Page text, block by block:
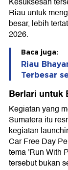
Riau untuk
besar, lebih
2026.
Baca juga:
Riau
Terbesar
Berlari untuk
Kegiatan yang
Sumatera itu
kegiatan
Car Free Day
tema 'Run With
tersebut bukan